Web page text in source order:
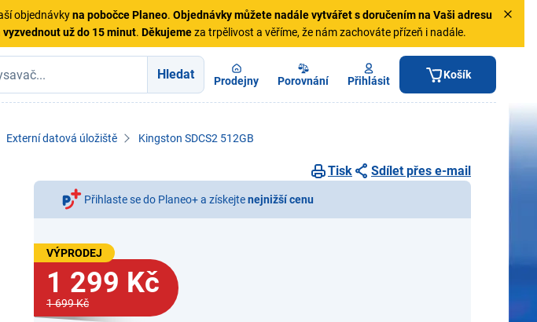
objednávkyna pobočce Planeo. Objednávkymůžete nadále vytvářet s doručením na Vaši adresu
už do 15 minut. Děkujemeza trpělivost a věříme, že nám zachováte přízeň i nadále.
Hledat Prodejny Porovnání Přihlásit Košík
Externí datová úložiště Kingston SDCS2 512GB
Tisk Sdílet přes e-mail
Přihlaste se do Planeo+ a získejtenejnižší cenu
VÝPRODEJ
1 299 Kč
1 699 Kč